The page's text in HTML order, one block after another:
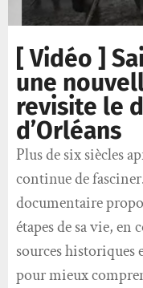
[ Vidéo ]
une
revisite le
d’Orléans
Plus de six siècles
continue de
documentaire
étapes de sa vie,
sources historiques
pour mieux